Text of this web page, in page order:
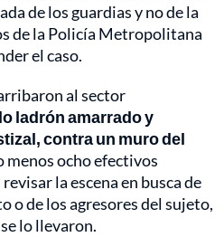
de los guardias y no de la
de la Policía Metropolitana
el caso.
al sector
ladrón amarrado y
contra un muro del
menos ocho efectivos
la escena en busca de
o de los agresores del sujeto,
lo llevaron.